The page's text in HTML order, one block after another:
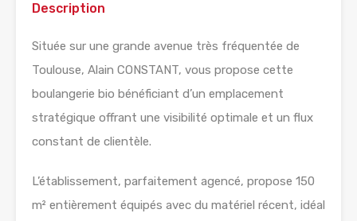
Description
Située sur une grande avenue très fréquentée de
Toulouse, Alain CONSTANT, vous propose cette
boulangerie bio bénéficiant d’un emplacement
stratégique offrant une visibilité optimale et un flux
constant de clientèle.
L’établissement, parfaitement agencé, propose 150
m² entièrement équipés avec du matériel récent, idéal